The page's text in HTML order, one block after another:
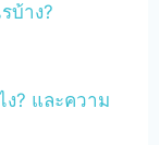
บ้าง?
? และความ